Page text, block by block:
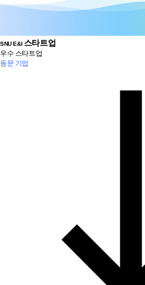
SNU E&I 스타트업
우수 스타트업
동문 기업